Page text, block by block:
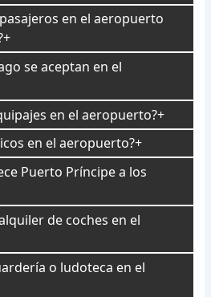
en el aeropuerto
se aceptan en el
en el aeropuerto?
en el aeropuerto?
Puerto Príncipe a los
de coches en el
o ludoteca en el